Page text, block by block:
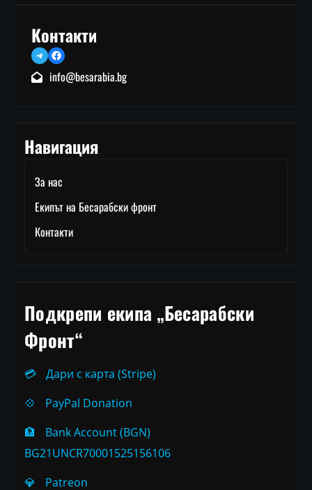
Контакти
TelegramFacebook
info@besarabia.bg
Навигация
За нас
Екипът на Бесарабски фронт
Контакти
Подкрепи екипа „Бесарабски
Фронт“
💳
Дари с карта (Stripe)
💠
PayPal Donation
🏦
Bank Account (BGN)
BG21UNCR70001525156106
💎
Patreon